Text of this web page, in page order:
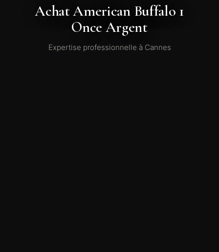
Achat American Buffalo 1
Once Argent
Expertise professionnelle à Cannes